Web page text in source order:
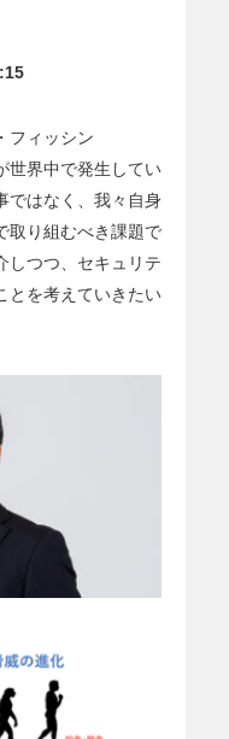
フィッシン
世界中で発生してい
ではなく、我々自身
取り組むべき課題で
しつつ、セキュリテ
とを考えていきたい